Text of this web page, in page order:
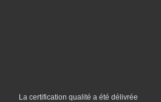
La certification qualité a été délivrée